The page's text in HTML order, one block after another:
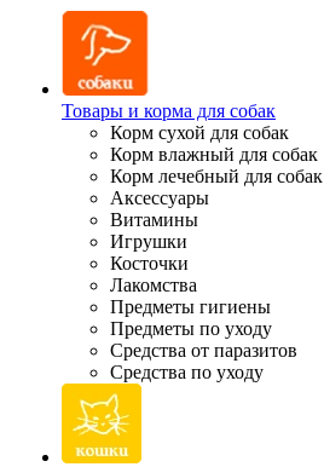
Товары и корма для собак
Корм сухой для собак
Корм влажный для собак
Корм лечебный для собак
Аксессуары
Витамины
Игрушки
Косточки
Лакомства
Предметы гигиены
Предметы по уходу
Средства от паразитов
Средства по уходу